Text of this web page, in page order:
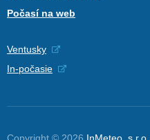
Počasí na web
Ventusky
In-počasie
Copyright © 2026 InMeteo, s.r.o.